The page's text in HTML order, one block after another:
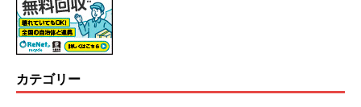
カテゴリー